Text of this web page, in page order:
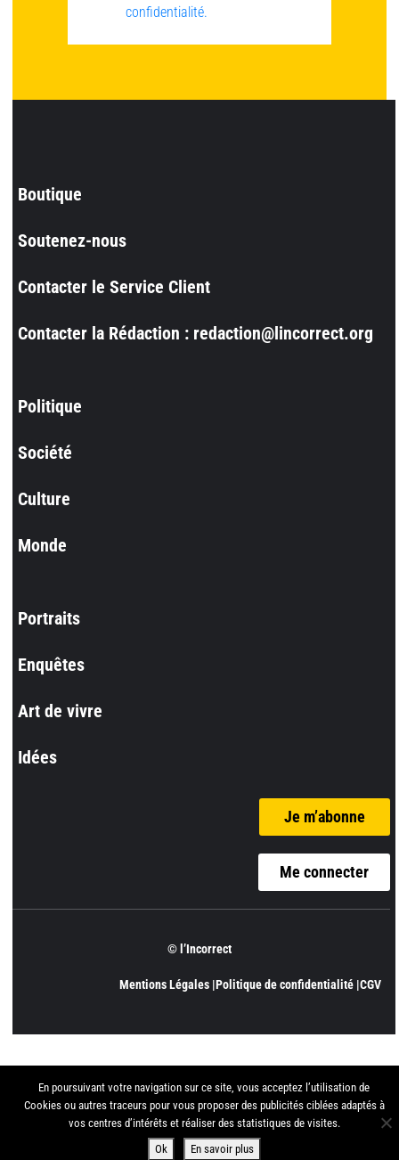
confidentialité.
Boutique
Soutenez-nous
Contacter le Service Client
Contacter la Rédaction : redaction@lincorrect.org
Politique
Société
Culture
Monde
Portraits
Enquêtes
Art de vivre
Idées
Je m’abonne
Me connecter
© l’Incorrect
Mentions Légales |Politique de confidentialité |CGV
En poursuivant votre navigation sur ce site, vous acceptez l’utilisation de
Cookies ou autres traceurs pour vous proposer des publicités ciblées adaptés à
vos centres d’intérêts et réaliser des statistiques de visites.
Ok
En savoir plus